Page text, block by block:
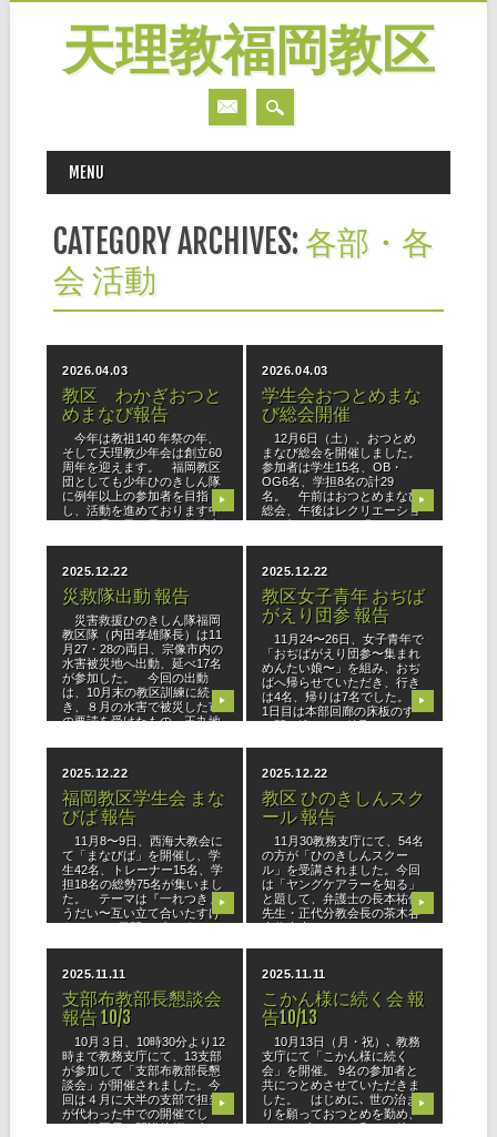
天理教福岡教区
MAIN MENU
MENU
CATEGORY ARCHIVES: 各部・各
会 活動
2026.04.03
教区 わかぎおつと
めまなび報告
今年は教祖140 年祭の年、
そして天理教少年会は創立60
周年を迎えます。 福岡教区
団としても少年ひのきしん隊
に例年以上の参加者を目指
し、活動を進めております中
に、３月１日（日）、教務支
▶
2026.04.03
学生会おつとめまな
び総会開催
12月6日（土）、おつとめ
まなび総会を開催しました。
参加者は学生15名、OB・
OG6名、学担8名の計29
名。 午前はおつとめまなび
総会、午後はレクリエーショ
ンを行いました。「なぜおつ
▶
2025.12.22
災救隊出動 報告
災害救援ひのきしん隊福岡
教区隊（内田孝雄隊長）は11
月27・28の両日、宗像市内の
水害被災地へ出動、延べ17名
が参加した。 今回の出動
は、10月末の教区訓練に続
き、８月の水害で被災した市
の要請を受けたもの。王丸地
▶
2025.12.22
教区女子青年 おぢば
がえり団参 報告
11月24〜26日、女子青年で
「おぢばがえり団参〜集まれ
めんたい娘〜」を組み、おぢ
ばへ帰らせていただき、行き
は4名、帰りは7名でした。
1日目は本部回廊の床板のす
▶
2025.12.22
福岡教区学生会 まな
びば 報告
11月8〜9日、西海大教会に
て「まなびば」を開催し、学
生42名、トレーナー15名、学
担18名の総勢75名が集いまし
た。 テーマは『一れつきょ
うだい〜互い立て合いたすけ
あい」。2日間のプログラム
▶
2025.12.22
教区 ひのきしんスク
ール 報告
11月30教務支庁にて、54名
の方が「ひのきしんスクー
ル」を受講されました。今回
は「ヤングケアラーを知る」
と題して、弁護士の長本祐佳
先生・正代分教会長の茶木谷
吉信先生・ひのきしんスクー
▶
2025.11.11
支部布教部長懇談会
報告 10/3
10月３日、10時30分より12
時まで教務支庁にて、13支部
が参加して「支部布教部長懇
談会」が開催されました。今
回は４月に大半の支部で担当
が代わった中での開催でし
た。教区長は開講挨拶の中
▶
2025.11.11
こかん様に続く会 報
告10/13
10月13日（月・祝）､ 教務
支庁にて「こかん様に続く
会」を開催。 9名の参加者と
共につとめさせていただきま
した。 はじめに､ 世の治ま
りを願っておつとめを勤め、
アイスブレイクで和んだ後
▶